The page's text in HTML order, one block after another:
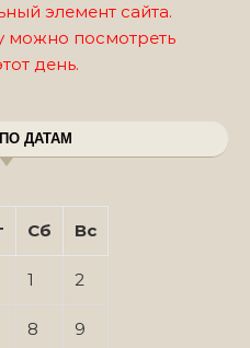
элемент сайта.
можно посмотреть
день.
ДАТАМ
Сб Вс
1 2
8 9